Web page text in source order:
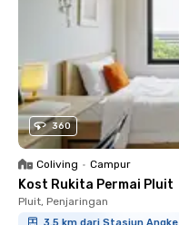
360
Coliving • Campur
Kost Rukita Permai Pluit
Pluit, Penjaringan